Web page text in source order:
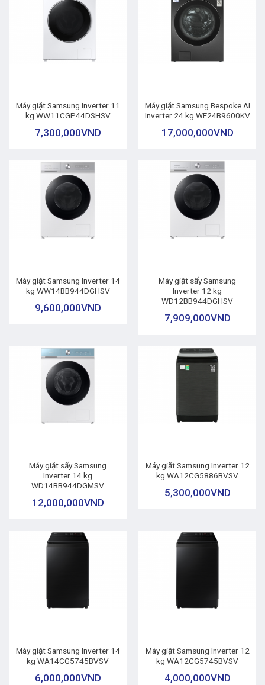
Máy giặt Samsung Inverter 11
kg WW11CGP44DSHSV
7,300,000VND
Máy giặt Samsung Bespoke AI
Inverter 24 kg WF24B9600KV
17,000,000VND
Máy giặt Samsung Inverter 14
kg WW14BB944DGHSV
9,600,000VND
Máy giặt sấy Samsung
Inverter 12 kg
WD12BB944DGHSV
7,909,000VND
Máy giặt sấy Samsung
Inverter 14 kg
WD14BB944DGMSV
12,000,000VND
Máy giặt Samsung Inverter 12
kg WA12CG5886BVSV
5,300,000VND
Máy giặt Samsung Inverter 14
kg WA14CG5745BVSV
6,000,000VND
Máy giặt Samsung Inverter 12
kg WA12CG5745BVSV
4,000,000VND